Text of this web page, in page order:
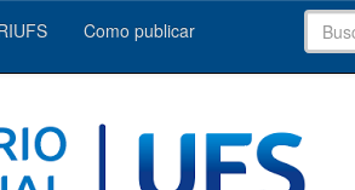
Como publicar